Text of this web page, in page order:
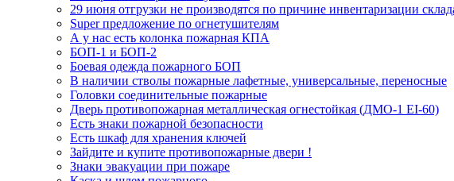
29 июня отгрузки не производятся по причине инвентаризации
Super предложение по огнетушителям
А у нас есть колонка пожарная КПА
БОП-1 и БОП-2
Боевая одежда пожарного БОП
В наличии стволы пожарные лафетные, универсальные, переносные
Головки соединительные пожарные
Дверь противопожарная металлическая огнестойкая (ДМО-1 EI-60)
Есть знаки пожарной безопасности
Есть шкаф для хранения ключей
Зайдите и купите противопожарные двери !
Знаки эвакуации при пожаре